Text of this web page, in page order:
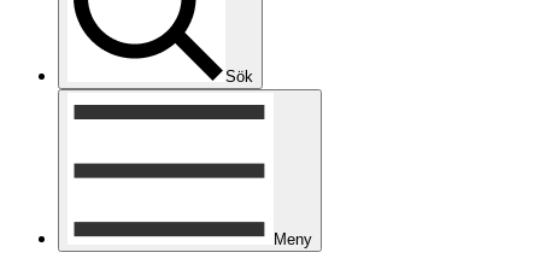
Sök
Meny